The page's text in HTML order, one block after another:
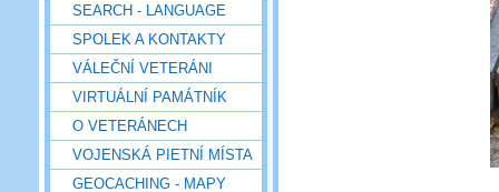
SEARCH - LANGUAGE
SPOLEK A KONTAKTY
VÁLEČNÍ VETERÁNI
VIRTUÁLNÍ PAMÁTNÍK
O VETERÁNECH
VOJENSKÁ PIETNÍ MÍSTA
GEOCACHING - MAPY